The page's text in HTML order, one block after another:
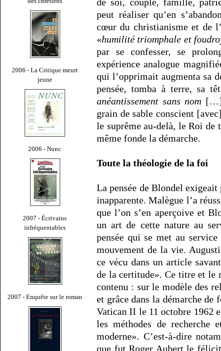
2006 - La Critique meurt
jeune
2006 - Nunc
2007 - Écrivains
infréquentables
2007 - Enquête sur le roman
peut réaliser qu’en
cœur du christianisme et de
«humilité triomphale et
par se confesser, se
expérience analogue
qui l’opprimait augmenta sa
pensée, tomba à terre, sa
anéantissement sans nom […]
grain de sable conscient
le suprême au-delà, le Roi de
même fonde la démarche.
Toute la théologie de la foi
La pensée de Blondel
inapparente. Malègue l’a
que l’on s’en aperçoive et
un art de cette nature au
pensée qui se met au
mouvement de la vie.
ce vécu dans un article
de la certitude». Ce titre et le
contenu : sur le modèle des
et grâce dans la démarche
Vatican II le 11 octobre 1962
les méthodes de recherche
moderne». C’est-à-dire
que fut Roger Aubert le